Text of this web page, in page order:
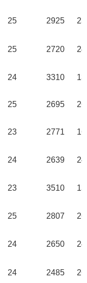
25 2925
25 2720
24 3310
25 2695
23 2771
24 2639
23 3510
25 2807
24 2650
24 2485